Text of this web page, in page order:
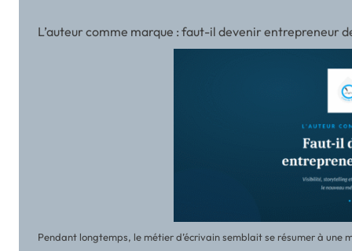
L’auteur comme marque : faut-il devenir entrepreneur
Pendant longtemps, le métier d’écrivain semblait se résumer à une